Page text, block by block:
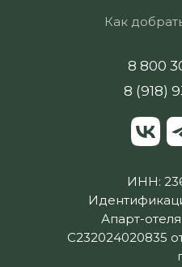
Как
ИНН:
Апарт-
С232024020835
8 800
8 (918)